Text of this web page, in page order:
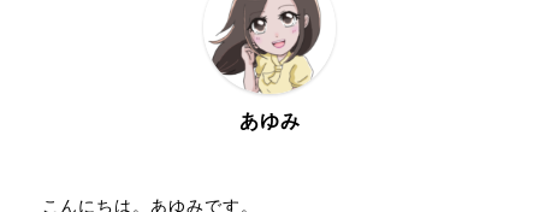
あゆみ
こんにちは。あゆみです。